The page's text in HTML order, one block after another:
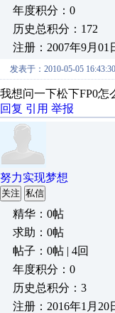
年度积分：0
历史总积分：172
注册：2007年9月01
发表于：2010-05-05 16:43:30
我想问一下松下FP0怎
回复 引用 举报
努力实现梦想
关注 私信
精华：0帖
求助：0帖
帖子：0帖 | 4回
年度积分：0
历史总积分：3
注册：2016年1月20